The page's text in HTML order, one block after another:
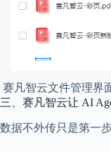
赛凡智云文件管理界
三、赛凡智云让 AI
数据不外传只是第一